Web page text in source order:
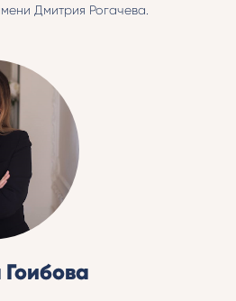
Дмитрия Рогачева.